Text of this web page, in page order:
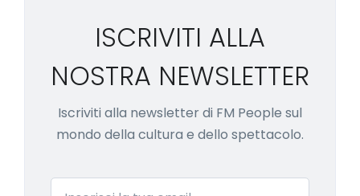
ISCRIVITI ALLA
NOSTRA NEWSLETTER
Iscriviti alla newsletter di FM People sul
mondo della cultura e dello spettacolo.
Email